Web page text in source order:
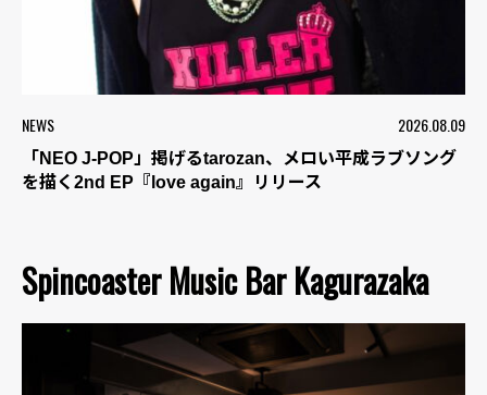
NEWS 2026.08.09
「NEO J-POP」掲げるtarozan、メロい平成ラブソング
を描く2nd EP『love again』リリース
Spincoaster Music Bar Kagurazaka